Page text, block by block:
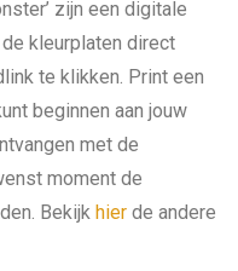
zijn een digitale
kleurplaten direct
te klikken. Print een
beginnen aan jouw
met de
moment de
Bekijk hier de andere